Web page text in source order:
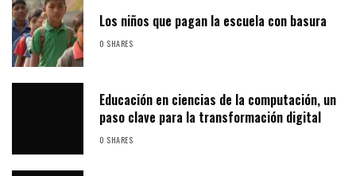
Los niños que pagan la escuela con basura
0 SHARES
Educación en ciencias de la computación, un
paso clave para la transformación digital
0 SHARES